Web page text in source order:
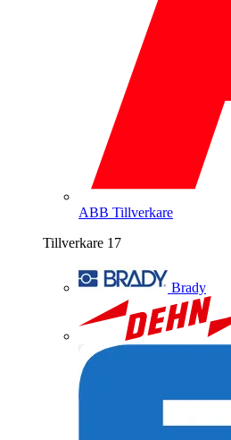
ABB Tillverkare
Tillverkare 17
Brady